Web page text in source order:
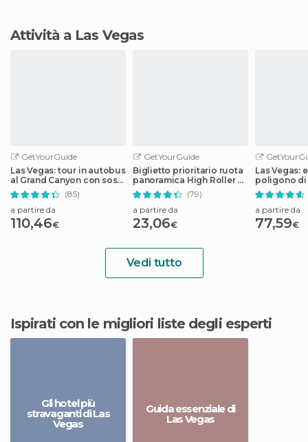
Attività a Las Vegas
GetYourGuide
Las Vegas: tour in autobus
al Grand Canyon con sosta
alla diga di Hoover
(85)
a partire da
110,46€
GetYourGuide
Biglietto prioritario ruota
panoramica High Roller al
LINQ
(79)
a partire da
23,06€
Las Vegas:
poligono di
vere per
a partire da
77,59€
Vedi tutto
Ispirati con le migliori liste degli esperti
Gli hotel più
stravaganti di Las
Vegas
Guida essenziale di
Las Vegas